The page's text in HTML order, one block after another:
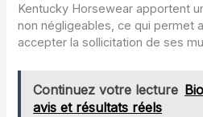
Kentucky Horsewear apportent
non négligeables, ce qui permet
accepter la sollicitation de ses
Continuez votre lecture
avis et résultats réels